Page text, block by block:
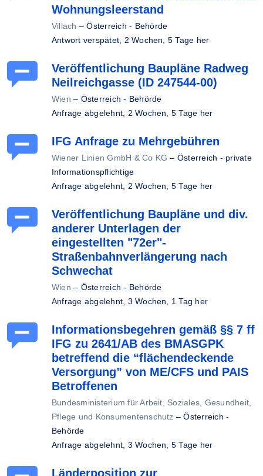
Wohnungsleerstand
Villach –Österreich - Behörde
Antwort verspätet, 2 Wochen, 5 Tage her
Veröffentlichung Baupläne Radweg
Neilreichgasse (ID 247544-00)
Wien – Österreich - Behörde
Anfrage abgelehnt, 2 Wochen, 5 Tage her
IFG Anfrage zu Mehrgebühren
Wiener Linien GmbH & Co KG – Österreich - private
Informationspflichtige
Anfrage abgelehnt, 2 Wochen, 5 Tage her
Veröffentlichung Baupläne und div.
anderer Unterlagen der
eingestellten "72er"-
Straßenbahnverlängerung nach
Schwechat
Wien – Österreich - Behörde
Anfrage abgelehnt, 3 Wochen, 1 Tag her
Informationsbegehren gemäß §§ 7 ff
IFG zu 2641/AB des BMASGPK
betreffend die “flächendeckende
Versorgung” von ME/CFS und PAIS
Betroffenen
Bundesministerium für Arbeit, Soziales, Gesundheit,
Pflege und Konsumentenschutz –Österreich -
Behörde
Anfrage abgelehnt, 3 Wochen, 5 Tage her
Länderposition zur